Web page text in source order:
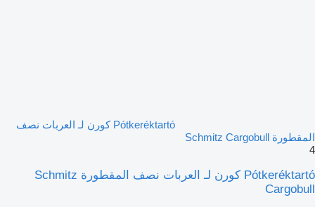
Pótkeréktartó كورن لـ العربات نصف
المقطورة Schmitz Cargobull
4
Pótkeréktartó كورن لـ العربات نصف المقطورة Schmitz
Cargobull